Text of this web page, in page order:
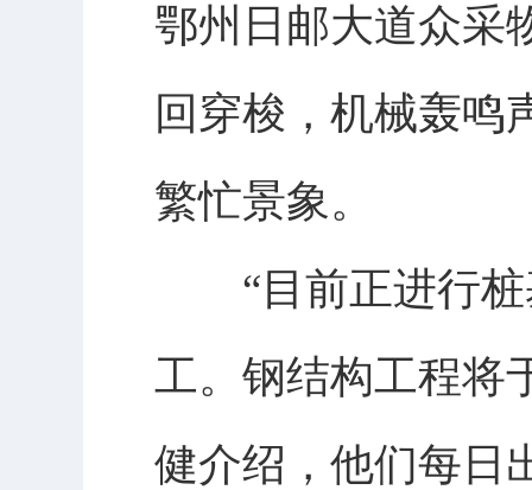
鄂州日邮大道众采
回穿梭，机械轰鸣
繁忙景象。
“目前正进行桩
工。钢结构工程将
健介绍，他们每日